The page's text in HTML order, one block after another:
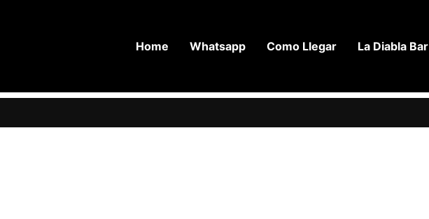
Home Whatsapp Como Llegar La Diabla Bar